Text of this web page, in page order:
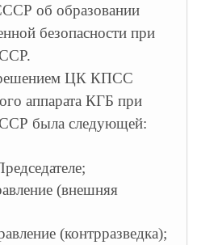
об образовании
безопасности при
ЦК КПСС
аппарата КГБ при
была следующей:
(внешняя
(контрразведка);